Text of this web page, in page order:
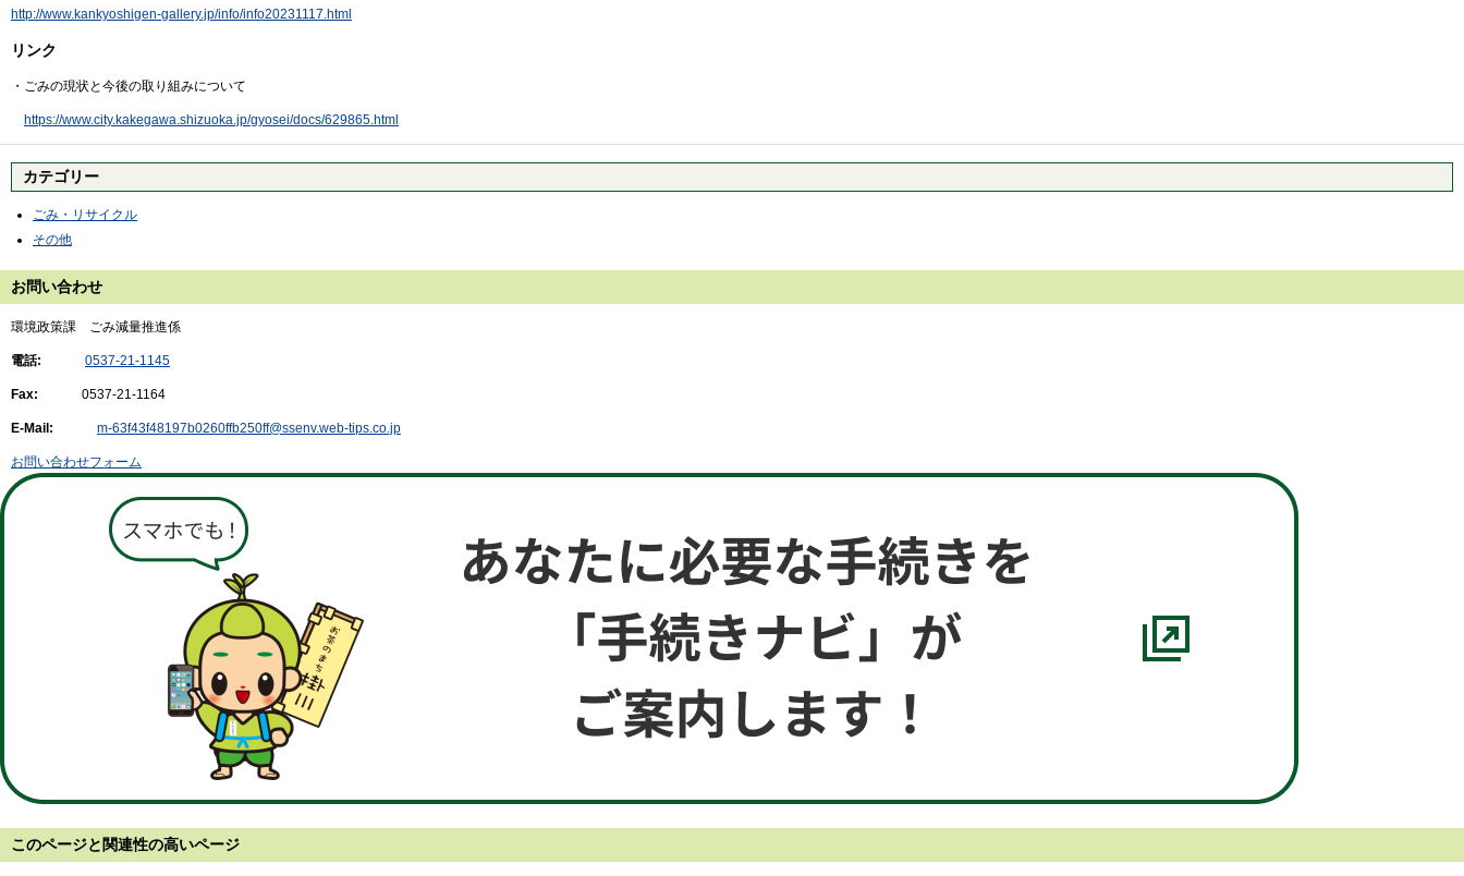
http://www.kankyoshigen-gallery.jp/info/info20231117.html
リンク
・ごみの現状と今後の取り組みについて
https://www.city.kakegawa.shizuoka.jp/gyosei/docs/629865.html
カテゴリー
ごみ・リサイクル
その他
お問い合わせ
環境政策課 ごみ減量推進係
電話: 0537-21-1145
Fax: 0537-21-1164
E-Mail: m-63f43f48197b0260ffb250ff@ssenv.web-tips.co.jp
お問い合わせフォーム
このページと 関連性の高いページ